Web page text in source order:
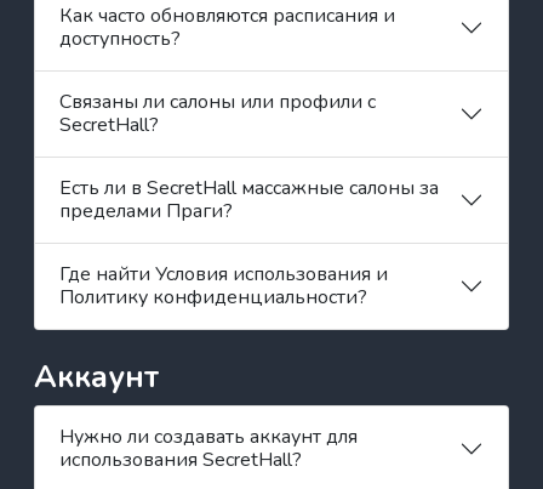
Как часто обновляются расписания и
доступность?
Связаны ли салоны или профили с
SecretHall?
Есть ли в SecretHall массажные салоны за
пределами Праги?
Где найти Условия использования и
Политику конфиденциальности?
Аккаунт
Нужно ли создавать аккаунт для
использования SecretHall?